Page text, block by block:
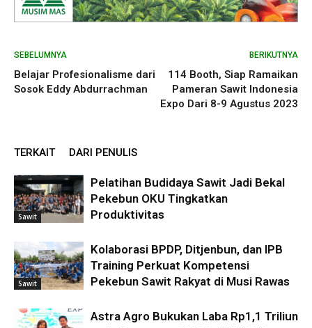
SEBELUMNYA
Belajar Profesionalisme dari
Sosok Eddy Abdurrachman
BERIKUTNYA
114 Booth, Siap Ramaikan
Pameran Sawit Indonesia
Expo Dari 8-9 Agustus 2023
TERKAIT DARI PENULIS
Sawit
Pelatihan Budidaya Sawit Jadi Bekal
Pekebun OKU Tingkatkan
Produktivitas
Sawit
Kolaborasi BPDP, Ditjenbun, dan IPB
Training Perkuat Kompetensi
Pekebun Sawit Rakyat di Musi Rawas
Astra Agro Bukukan Laba Rp1,1 Triliun